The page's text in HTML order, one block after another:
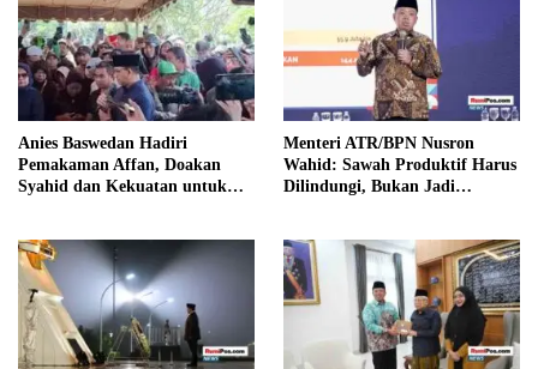
Anies Baswedan Hadiri
Pemakaman Affan, Doakan
Syahid dan Kekuatan untuk
Menteri ATR/BPN Nusron
Wahid: Sawah Produktif Harus
Dilindungi, Bukan Jadi